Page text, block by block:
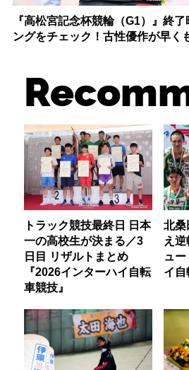
『高松宮記念杯競輪（G1）』終
ングをチェック！古性優作が早く
トラック競技最終日 日本
一の高校生が決まる／3
日目 リザルトまとめ
『2026インターハイ自転
車競技』
北桑
え
ュ
イ自